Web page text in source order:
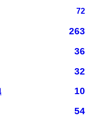
72
263
36
32
10
54